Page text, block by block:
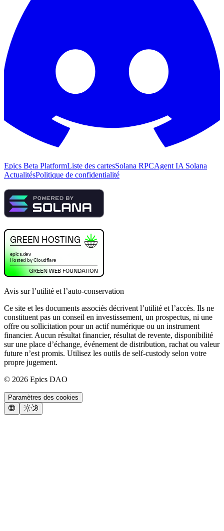
Epics Beta PlatformListe des cartesSolana RPCAgent IA Solana
ActualitésPolitique de confidentialité
Avis sur l’utilité et l’auto-conservation
Ce site et les documents associés décrivent l’utilité et l’accès. Ils ne
constituent pas un conseil en investissement, un prospectus, ni une
offre ou sollicitation pour un actif numérique ou un instrument
financier. Aucun résultat financier, résultat de revente, disponibilité
sur une place d’échange, événement de distribution, rachat ou valeur
future n’est promis. Utilisez les outils de self-custody selon votre
propre jugement.
© 2026 Epics DAO
Paramètres des cookies